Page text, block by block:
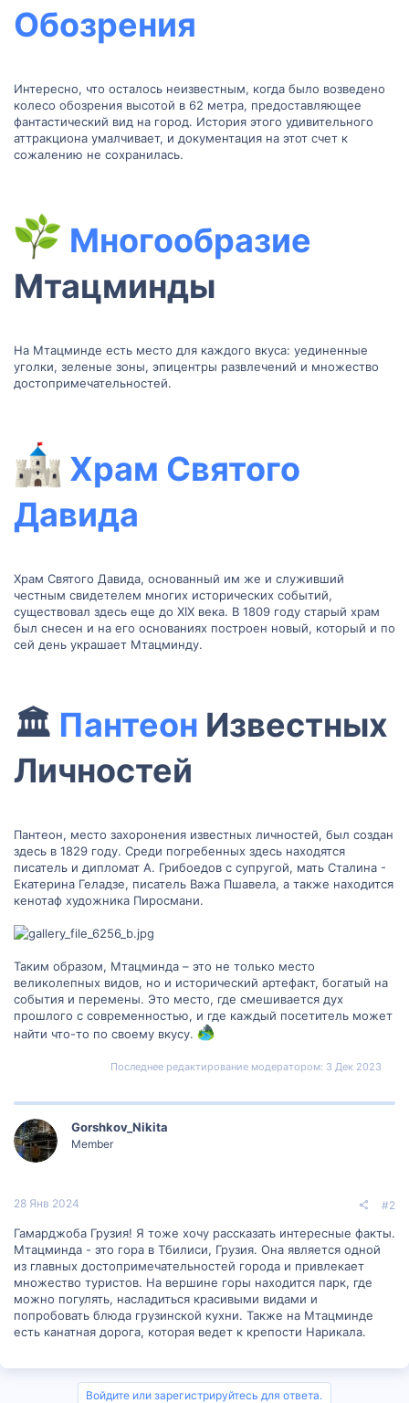
Обозрения
Интересно, что осталось неизвестным, когда было возведено
колесо обозрения высотой в 62 метра, предоставляющее
фантастический вид на город. История этого удивительного
аттракциона умалчивает, и документация на этот счет к
сожалению не сохранилась.
Многообразие
Мтацминды​
На Мтацминде есть место для каждого вкуса: уединенные
уголки, зеленые зоны, эпицентры развлечений и множество
достопримечательностей.
Храм Святого
Давида
Храм Святого Давида, основанный им же и служивший
честным свидетелем многих исторических событий,
существовал здесь еще до XIX века. В 1809 году старый храм
был снесен и на его основаниях построен новый, который и по
сей день украшает Мтацминду.
🏛 Пантеон Известных
Личностей​
Пантеон, место захоронения известных личностей, был создан
здесь в 1829 году. Среди погребенных здесь находятся
писатель и дипломат А. Грибоедов с супругой, мать Сталина -
Екатерина Геладзе, писатель Важа Пшавела, а также находится
кенотаф художника Пиросмани.
Таким образом, Мтацминда – это не только место
великолепных видов, но и исторический артефакт, богатый на
события и перемены. Это место, где смешивается дух
прошлого с современностью, и где каждый посетитель может
найти что-то по своему вкусу.
Последнее редактирование модератором: 3 Дек 2023
Gorshkov_Nikita
Member
28 Янв 2024 #2
Гамарджоба Грузия! Я тоже хочу рассказать интересные факты.
Мтацминда - это гора в Тбилиси, Грузия. Она является одной
из главных достопримечательностей города и привлекает
множество туристов. На вершине горы находится парк, где
можно погулять, насладиться красивыми видами и
попробовать блюда грузинской кухни. Также на Мтацминде
есть канатная дорога, которая ведет к крепости Нарикала.
Войдите или зарегистрируйтесь для ответа.